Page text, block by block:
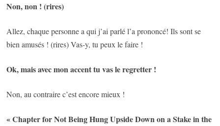
Non, non ! (rires)
Allez, chaque personne a qui j’ai parlé l’a prononcé! Ils sont se
bien amusés ! (rires) Vas-y, tu peux le faire !
Ok, mais avec mon accent tu vas le regretter !
Non, au contraire c’est encore mieux !
« Chapter for Not Being Hung Upside Down on a Stake in the